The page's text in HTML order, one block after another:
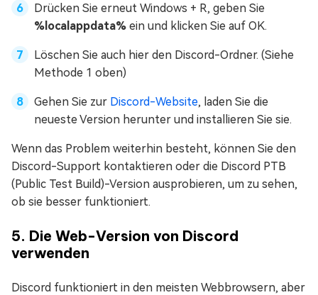
Drücken Sie erneut Windows + R, geben Sie
%localappdata% ein und klicken Sie auf OK.
Löschen Sie auch hier den Discord-Ordner. (Siehe
Methode 1 oben)
Gehen Sie zur Discord-Website, laden Sie die
neueste Version herunter und installieren Sie sie.
Wenn das Problem weiterhin besteht, können Sie den
Discord-Support kontaktieren oder die Discord PTB
(Public Test Build)-Version ausprobieren, um zu sehen,
ob sie besser funktioniert.
5. Die Web-Version von Discord
verwenden
Discord funktioniert in den meisten Webbrowsern, aber